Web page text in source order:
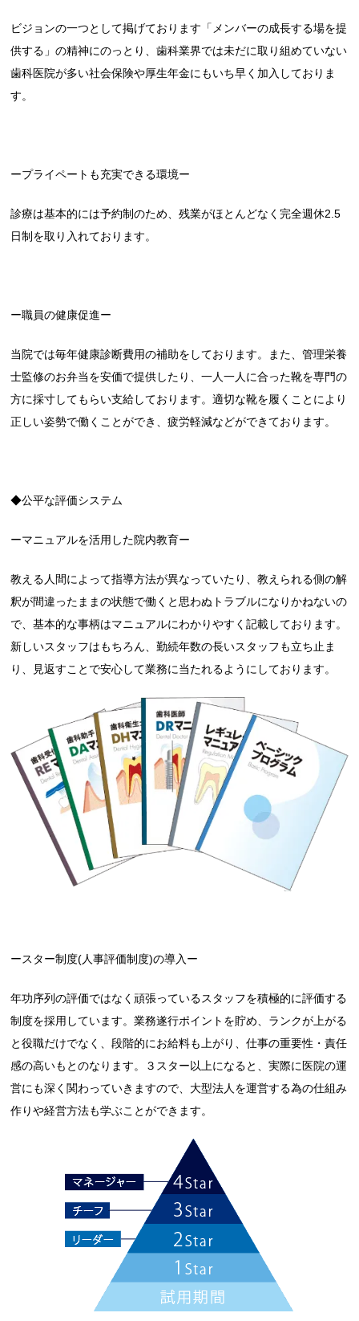
ビジョンの一つとして掲げております「メンバーの成長する場を提
供する」の精神にのっとり、歯科業界では未だに取り組めていない
歯科医院が多い社会保険や厚生年金にもいち早く加入しておりま
す。
ープライペートも充実できる環境ー
診療は基本的には予約制のため、残業がほとんどなく完全週休2.5
日制を取り入れております。
ー職員の健康促進ー
当院では毎年健康診断費用の補助をしております。また、管理栄養
士監修のお弁当を安価で提供したり、一人一人に合った靴を専門の
方に採寸してもらい支給しております。適切な靴を履くことにより
正しい姿勢で働くことができ、疲労軽減などができております。
◆公平な評価システム
ーマニュアルを活用した院内教育ー
教える人間によって指導方法が異なっていたり、教えられる側の解
釈が間違ったままの状態で働くと思わぬトラブルになりかねないの
で、基本的な事柄はマニュアルにわかりやすく記載しております。
新しいスタッフはもちろん、勤続年数の長いスタッフも立ち止ま
り、見返すことで安心して業務に当たれるようにしております。
ースター制度(人事評価制度)の導入ー
年功序列の評価ではなく頑張っているスタッフを積極的に評価する
制度を採用しています。業務遂行ポイントを貯め、ランクが上がる
と役職だけでなく、段階的にお給料も上がり、仕事の重要性・責任
感の高いもとのなります。３スター以上になると、実際に医院の運
営にも深く関わっていきますので、大型法人を運営する為の仕組み
作りや経営方法も学ぶことができます。